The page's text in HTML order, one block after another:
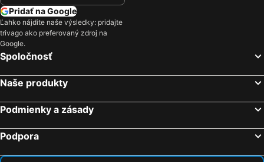
Pridať na Google
Ľahko nájdite naše výsledky: pridajte
trivago ako preferovaný zdroj na
Google.
Spoločnosť
Naše produkty
Podmienky a zásady
Podpora